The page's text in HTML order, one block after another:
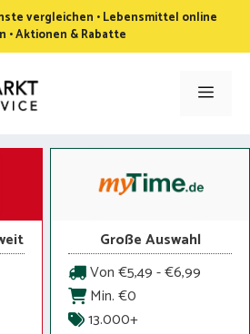
vergleichen • Lebensmittel online
• Aktionen & Rabatte
Menü
Große Auswahl
Von €5,49 - €6,99
Min. €0
13.000+